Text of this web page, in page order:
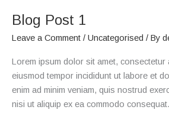
Blog Post 1
Leave a Comment / Uncategorised / By
Lorem ipsum dolor sit amet, consectetur
eiusmod tempor incididunt ut labore et
enim ad minim veniam, quis nostrud
nisi ut aliquip ex ea commodo
1